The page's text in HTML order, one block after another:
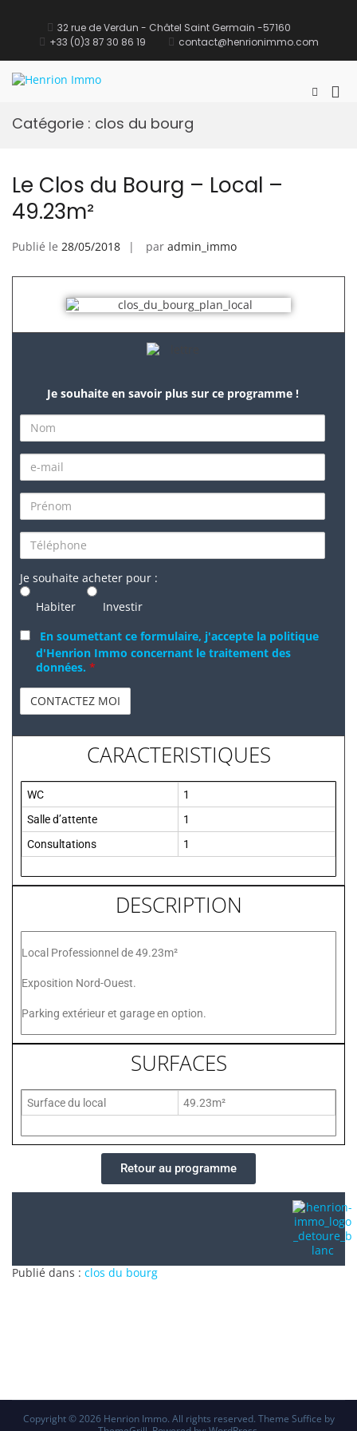
32 rue de Verdun - Châtel Saint Germain -57160
+33 (0)3 87 30 86 19
contact@henrionimmo.com
Catégorie : clos du bourg
Le Clos du Bourg – Local –
49.23m²
Publié le 28/05/2018 par admin_immo
Je souhaite en savoir plus sur ce programme !
Je souhaite acheter pour :
Habiter
Investir
En soumettant ce formulaire, j'accepte la politique
d'Henrion Immo concernant le traitement des
données. *
CARACTERISTIQUES
WC
1
Salle d’attente
1
Consultations
1
DESCRIPTION
Local Professionnel de 49.23m²
Exposition Nord-Ouest.
Parking extérieur et garage en option.
SURFACES
Surface du local 49.23m²
Retour au programme
Publié dans : clos du bourg
Copyright © 2026 Henrion Immo. All rights reserved. Theme Suffice by